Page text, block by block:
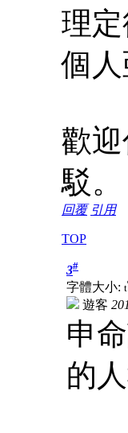
理
個
歡
駁。
回覆 引用
TOP
3#
字體大小: t
遊客
申
的